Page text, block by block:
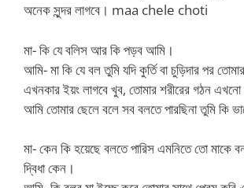
অনেক সুন্দর লাগবে। maa chele choti
মা- কি যে বলিস আর কি পড়ব আমি।
আমি- মা কি যে বল তুমি যদি কুর্তি বা চুড়িদার পর
এখনকার ইয়ং লাগবে খুব, তোমার শরীরের গঠন
আমি তোমার ছেলে বলে সব বলতে পারছিনা তুমি কি
মা- কেন কি হয়েছে বলতে পারিস এমনিতে তো মাকে
দ্বিধা কেন।